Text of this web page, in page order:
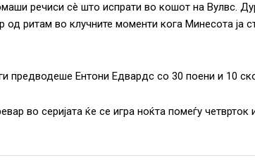
речиси сè што испрати во кошот на Вулвс.
ритам во клучните моменти кога Минесота ја
предводеше Ентони Едвардс со 30 поени и 10
во серијата ќе се игра ноќта помеѓу